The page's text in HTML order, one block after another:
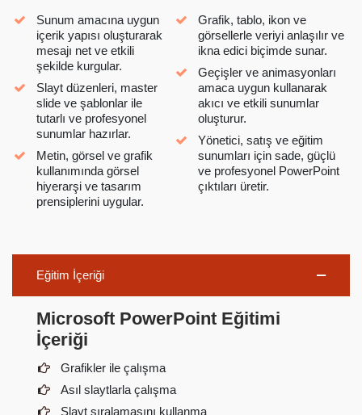
Sunum amacına uygun
içerik yapısı oluşturarak
mesajı net ve etkili
şekilde kurgular.
Slayt düzenleri, master
slide ve şablonlar ile
tutarlı ve profesyonel
sunumlar hazırlar.
Metin, görsel ve grafik
kullanımında görsel
hiyerarşi ve tasarım
prensiplerini uygular.
Grafik, tablo, ikon ve
görsellerle veriyi anlaşılır ve
ikna edici biçimde sunar.
Geçişler ve animasyonları
amaca uygun kullanarak
akıcı ve etkili sunumlar
oluşturur.
Yönetici, satış ve eğitim
sunumları için sade, güçlü
ve profesyonel PowerPoint
çıktıları üretir.
Eğitim İçeriği
Microsoft PowerPoint Eğitimi
İçeriği
Grafikler ile çalışma
Asıl slaytlarla çalışma
Slayt sıralamasını kullanma